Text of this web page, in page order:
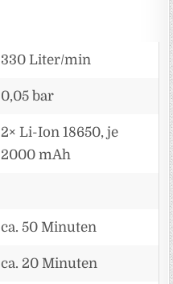
330 Liter/min
0,05 bar
2× Li-Ion 18650, je
2000 mAh
ca. 50 Minuten
ca. 20 Minuten